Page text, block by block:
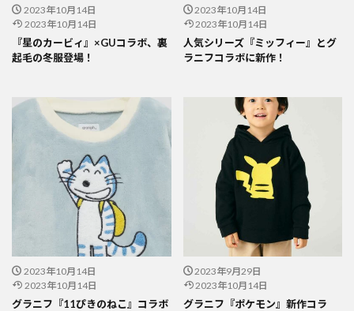
2023年10月14日
2023年10月14日
『星のカービィ』×GUコラボ、裏
起毛の冬服登場！
2023年10月14日
2023年10月14日
人気シリーズ『ミッフィー』とグ
ラニフコラボに新作！
2023年10月14日
2023年10月14日
グラニフ『11ぴきのねこ』コラボ
2023年9月29日
2023年10月14日
グラニフ『ポケモン』新作コラ